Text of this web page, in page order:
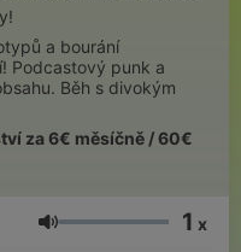
a bourání
Podcastový punk a
Běh s divokým
za 6€ měsíčně / 60€
Volume 1 x